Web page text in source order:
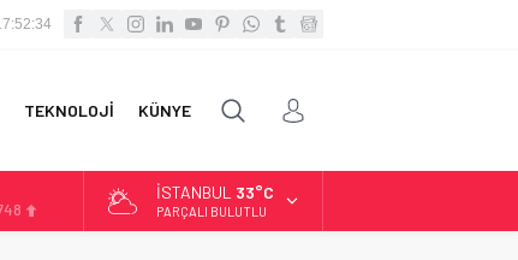
TEKNOLOJİ KÜNYE
İSTANBUL 33°C
PARÇALI BULUTLU